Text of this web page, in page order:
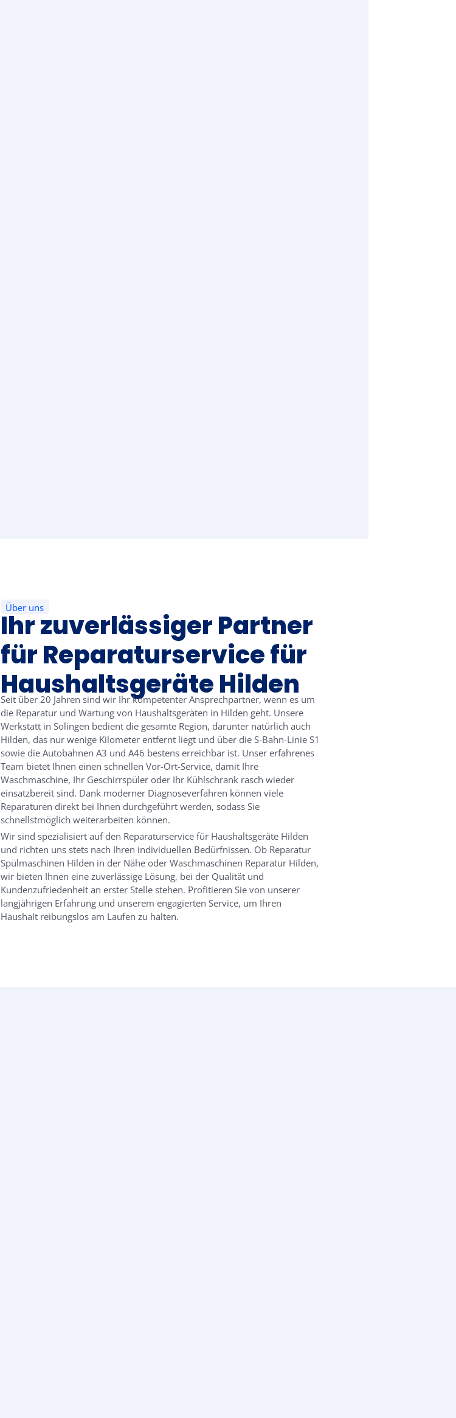
Über uns
Ihr zuverlässiger Partner
für Reparaturservice für
Haushaltsgeräte Hilden
Seit über 20 Jahren sind wir Ihr kompetenter Ansprechpartner, wenn es um
die Reparatur und Wartung von Haushaltsgeräten in Hilden geht. Unsere
Werkstatt in Solingen bedient die gesamte Region, darunter natürlich auch
Hilden, das nur wenige Kilometer entfernt liegt und über die S-Bahn-Linie S1
sowie die Autobahnen A3 und A46 bestens erreichbar ist. Unser erfahrenes
Team bietet Ihnen einen schnellen Vor-Ort-Service, damit Ihre
Waschmaschine, Ihr Geschirrspüler oder Ihr Kühlschrank rasch wieder
einsatzbereit sind. Dank moderner Diagnoseverfahren können viele
Reparaturen direkt bei Ihnen durchgeführt werden, sodass Sie
schnellstmöglich weiterarbeiten können.
Wir sind spezialisiert auf den Reparaturservice für Haushaltsgeräte Hilden
und richten uns stets nach Ihren individuellen Bedürfnissen. Ob Reparatur
Spülmaschinen Hilden in der Nähe oder Waschmaschinen Reparatur Hilden,
wir bieten Ihnen eine zuverlässige Lösung, bei der Qualität und
Kundenzufriedenheit an erster Stelle stehen. Profitieren Sie von unserer
langjährigen Erfahrung und unserem engagierten Service, um Ihren
Haushalt reibungslos am Laufen zu halten.